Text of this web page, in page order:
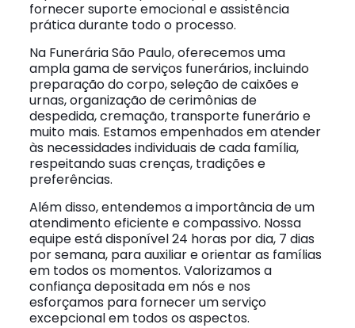
fornecer suporte emocional e assistência
prática durante todo o processo.
Na Funerária São Paulo, oferecemos uma
ampla gama de serviços funerários, incluindo
preparação do corpo, seleção de caixões e
urnas, organização de cerimônias de
despedida, cremação, transporte funerário e
muito mais. Estamos empenhados em atender
às necessidades individuais de cada família,
respeitando suas crenças, tradições e
preferências.
Além disso, entendemos a importância de um
atendimento eficiente e compassivo. Nossa
equipe está disponível 24 horas por dia, 7 dias
por semana, para auxiliar e orientar as famílias
em todos os momentos. Valorizamos a
confiança depositada em nós e nos
esforçamos para fornecer um serviço
excepcional em todos os aspectos.